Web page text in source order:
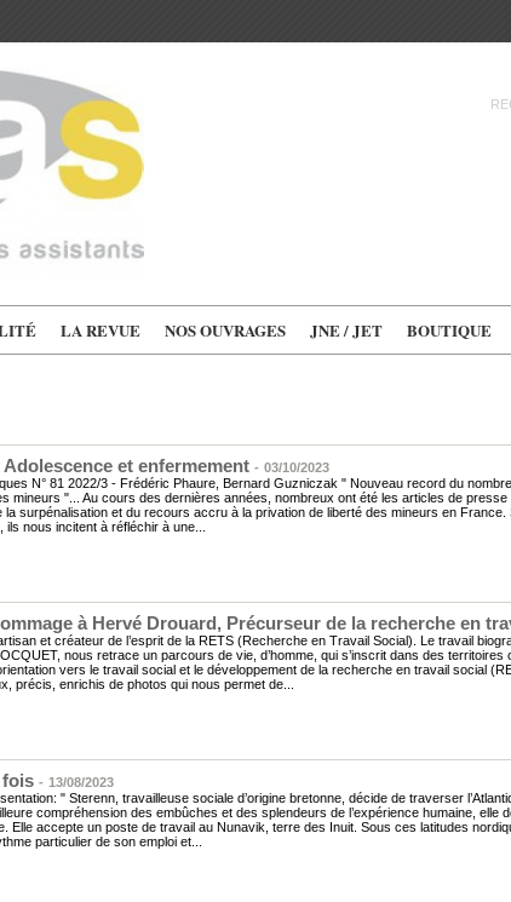
LA REVUE NOS OUVRAGES JNE / JET BOUTIQUE
et enfermement - 03/10/2023
N° 81 2022/3 - Frédéric Phaure, Bernard Guzniczak " Nouveau record du
mineurs "... Au cours des dernières années, nombreux ont été les articles de
la surpénalisation et du recours accru à la privation de liberté des mineurs en
nous incitent à réfléchir à une...
à Hervé Drouard, Précurseur de la recherche en
et créateur de l’esprit de la RETS (Recherche en Travail Social). Le travail
nous retrace un parcours de vie, d’homme, qui s’inscrit dans des
vers le travail social et le développement de la recherche en travail social
précis, enrichis de photos qui nous permet de...
fois - 13/08/2023
" Sterenn, travailleuse sociale d’origine bretonne, décide de traverser
compréhension des embûches et des splendeurs de l’expérience humaine, elle
Elle accepte un poste de travail au Nunavik, terre des Inuit. Sous ces latitudes
particulier de son emploi et...